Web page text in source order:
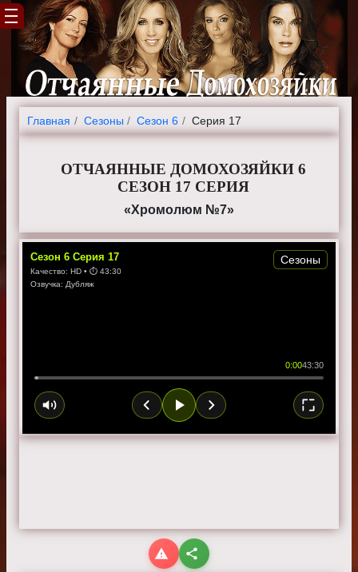
Главная Cезоны Сезон 6 Серия 17
ОТЧАЯННЫЕ ДОМОХОЗЯЙКИ 6
СЕЗОН 17 СЕРИЯ
«Хромолюм №7»
Сезон 6 Серия 17
Качество: HD • ⏱ 43:30
Озвучка: Дубляж
0:0043:30
Сезоны